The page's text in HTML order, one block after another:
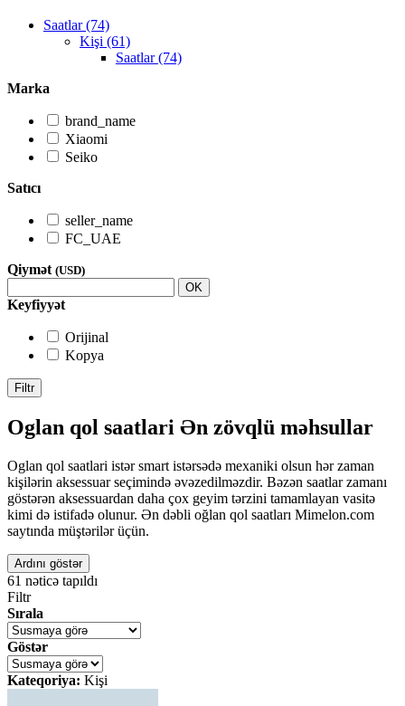
Saatlar (74)
Kişi (61)
Saatlar (74)
Marka
brand_name
Xiaomi
Seiko
Satıcı
seller_name
FC_UAE
Qiymət (USD)
OK
Keyfiyyət
Orijinal
Kopya
Filtr
Oglan qol saatlari Ən zövqlü məhsullar
Oglan qol saatlari istər smart istərsədə mexaniki olsun hər zaman
kişilərin aksessuar seçimində əvəzedilməzdir. Bəzən saatlar zamanı
göstərən aksessuardan daha çox geyim tərzini tamamlayan vasitə
kimi də istifadə olunur. Ən dəbli oğlan qol saatları Mimelon.com
saytında müştərilər üçün.
Ardını göstər
61 nəticə tapıldı
Filtr
Sırala
Göstər
Kateqoriya: Kişi